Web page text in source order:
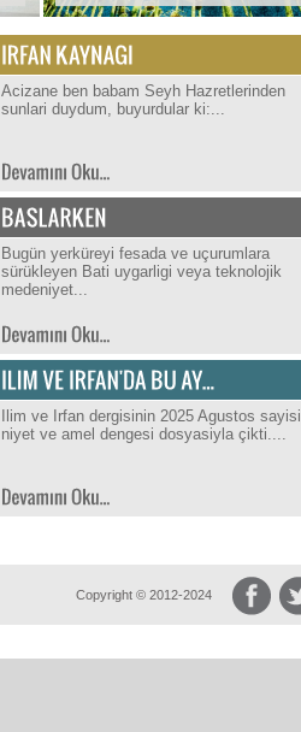
Acizane ben babam Seyh Hazretlerinden
sunlari duydum, buyurdular ki:...
Bugün yerküreyi fesada ve uçurumlara
sürükleyen Bati uygarligi veya teknolojik
medeniyet...
Ilim ve Irfan dergisinin 2025 Agustos sayisi
niyet ve amel dengesi dosyasiyla çikti....
Copyright © 2012-2024